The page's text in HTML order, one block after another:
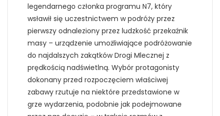
legendarnego członka programu N7, który
wsławił się uczestnictwem w podróży przez
pierwszy odnaleziony przez ludzkość przekaźnik
masy – urządzenie umożliwiające podróżowanie
do najdalszych zakątków Drogi Mlecznej z
prędkością nadświetlną. Wybór protagonisty
dokonany przed rozpoczęciem właściwej
zabawy rzutuje na niektóre przedstawione w
grze wydarzenia, podobnie jak podejmowane